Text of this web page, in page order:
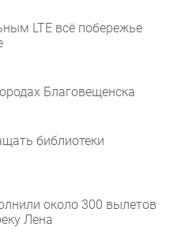
LTE всё побережье
Благовещенска
библиотеки
около 300 вылетов
Лена